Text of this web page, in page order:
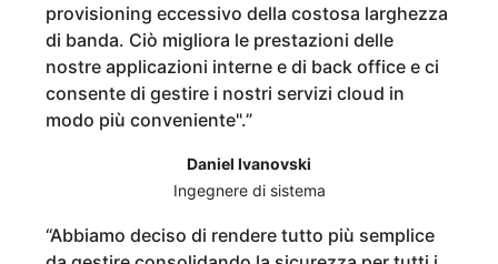
provisioning eccessivo della costosa larghezza
di banda. Ciò migliora le prestazioni delle
nostre applicazioni interne e di back office e ci
consente di gestire i nostri servizi cloud in
modo più conveniente".”
Daniel Ivanovski
Ingegnere di sistema
“Abbiamo deciso di rendere tutto più semplice